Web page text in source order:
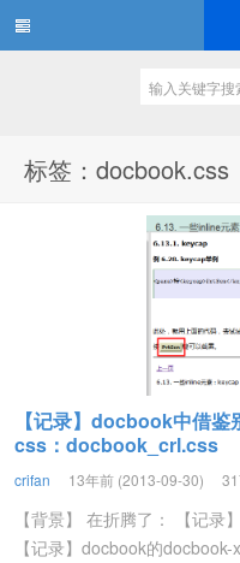
标签：docbook.css
【记录】docbook中借
css：docbook_crl.css
crifan 13年前 (2013-09-30)
【背景】 在折腾了： 【记录
【记录】docbook的